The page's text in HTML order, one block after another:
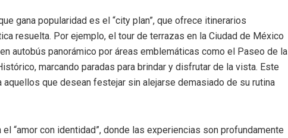
gana popularidad es el “city plan”, que ofrece itinerarios
resuelta. Por ejemplo, el tour de terrazas en la Ciudad de México
autobús panorámico por áreas emblemáticas como el Paseo de la
marcando paradas para brindar y disfrutar de la vista. Este
aquellos que desean festejar sin alejarse demasiado de su rutina
“amor con identidad”, donde las experiencias son profundamente